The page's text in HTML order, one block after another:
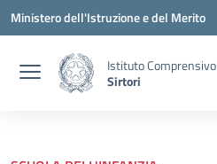
Vai ai contenuti
Vai al menu di navigazione
Vai al footer
Ministero dell'Istruzione e del Merito
Istituto Comprensivo
Sirtori